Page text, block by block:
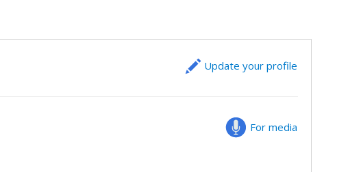
Update your profile
For media